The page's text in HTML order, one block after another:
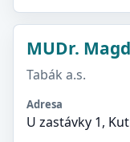
MUDr.
Tabák a.s.
Adresa
U zastávky 1,